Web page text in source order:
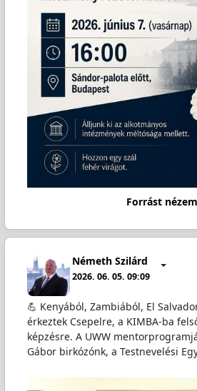
Forrást
Németh Szilárd
2026. 06. 05. 09:09
💪 Kenyából, Zambiából, El
érkeztek Csepelre, a KIMBA-ba
képzésre. A UWW
Gábor birkózónk, a Testnevelési